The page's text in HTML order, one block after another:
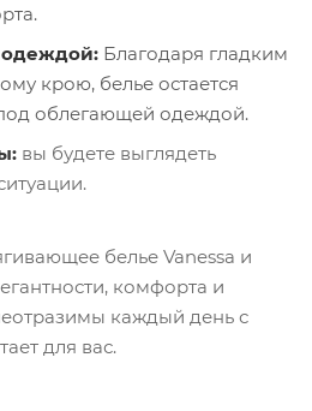
одеждой: Благодаря гладким
крою, белье остается
облегающей одеждой.
вы будете выглядеть
белье Vanessa и
комфорта и
каждый день с
для вас.